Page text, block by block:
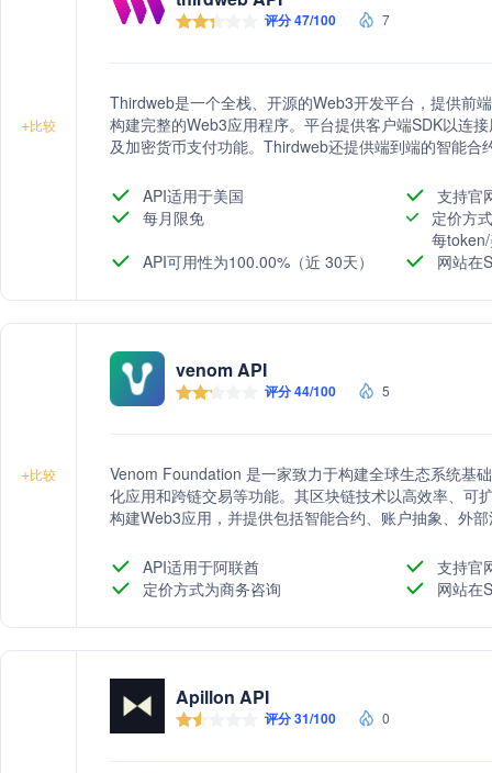
+比较
评分 47/100 7
Thirdweb是一个全栈、开源的Web3开发平台，提供前
构建完整的Web3应用程序。平台提供客户端SDK以连
及加密货币支付功能。Thirdweb还提供端到端的智能
API适用于美国
支持官
每月限免
定价方
每
API可用性为100.00%（近 30天）
网站在
+比较
venom API
评分 44/100 5
Venom Foundation 是一家致力于构建全球生态系统基
化应用和跨链交易等功能。其区块链技术以高效率、可
构建Web3应用，并提供包括智能合约、账户抽象、外
API适用于阿联酋
支持官
定价方式为商务咨询
网站在
Apillon API
评分 31/100 0